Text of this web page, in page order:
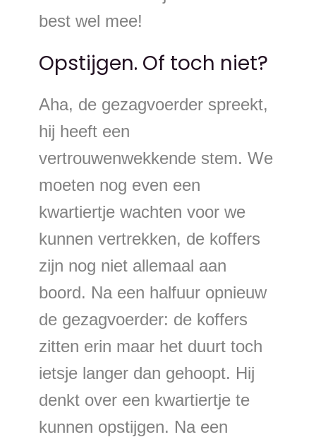
best wel mee!
Opstijgen. Of toch niet?
Aha, de gezagvoerder spreekt,
hij heeft een
vertrouwenwekkende stem. We
moeten nog even een
kwartiertje wachten voor we
kunnen vertrekken, de koffers
zijn nog niet allemaal aan
boord. Na een halfuur opnieuw
de gezagvoerder: de koffers
zitten erin maar het duurt toch
ietsje langer dan gehoopt. Hij
denkt over een kwartiertje te
kunnen opstijgen. Na een